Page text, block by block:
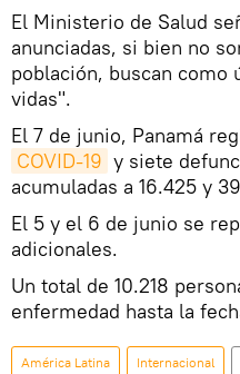
El Ministerio de Salud
anunciadas, si bien no
población, buscan como
vidas".
El 7 de junio, Panamá
COVID-19 y siete
acumuladas a 16.425 y
El 5 y el 6 de junio se
adicionales.
Un total de 10.218
enfermedad hasta la
América Latina Internacional